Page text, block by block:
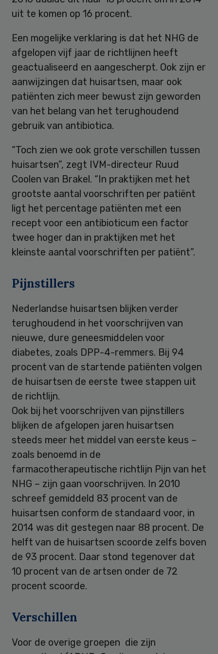
uit te komen op 16 procent.
Een mogelijke verklaring is dat het NHG de
afgelopen vijf jaar de richtlijnen heeft
geactualiseerd en aangescherpt. Ook zijn er
aanwijzingen dat huisartsen, maar ook
patiënten zich meer bewust zijn geworden
van het belang van het terughoudend
gebruik van antibiotica.
“Toch zien we ook grote verschillen tussen
huisartsen”, zegt IVM-directeur Ruud
Coolen van Brakel. “In praktijken met het
grootste aantal voorschriften per patiënt
ligt het percentage patiënten met een
recept voor een antibioticum een factor
twee hoger dan in praktijken met het
kleinste aantal voorschriften per patiënt”.
Pijnstillers
Nederlandse huisartsen blijken verder
terughoudend in het voorschrijven van
nieuwe, dure geneesmiddelen voor
diabetes, zoals DPP-4-remmers. Bij 94
procent van de startende patiënten volgen
de huisartsen de eerste twee stappen uit
de richtlijn.
Ook bij het voorschrijven van pijnstillers
blijken de afgelopen jaren huisartsen
steeds meer het middel van eerste keus –
zoals benoemd in de
farmacotherapeutische richtlijn Pijn van het
NHG – zijn gaan voorschrijven. In 2010
schreef gemiddeld 83 procent van de
huisartsen conform de standaard voor, in
2014 was dit gestegen naar 88 procent. De
helft van de huisartsen scoorde zelfs boven
de 93 procent. Daar stond tegenover dat
10 procent van de artsen onder de 72
procent scoorde.
Verschillen
Voor de overige groepen die zijn